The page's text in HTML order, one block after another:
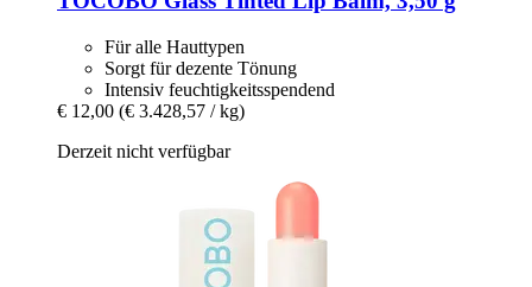
Für alle Hauttypen
Sorgt für dezente Tönung
Intensiv feuchtigkeitsspendend
€ 12,00 (€ 3.428,57 / kg)
Derzeit nicht verfügbar